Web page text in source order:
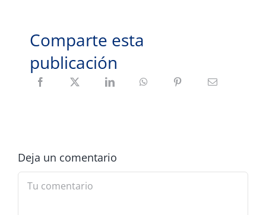
Comparte esta
publicación
Deja un comentario
Comment